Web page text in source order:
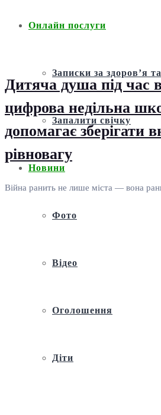
Онлайн послуги
Записки за здоров’я
Запалити свічку
Новини
Фото
Відео
Оголошення
Діти
Дитяча душа під час
цифрова недільна
допомагає зберігати
рівновагу
Війна ранить не лише міста — вона